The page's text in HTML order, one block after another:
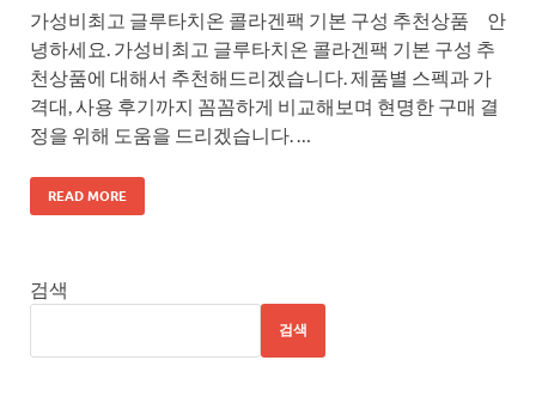
가성비최고 글루타치온 콜라겐팩 기본 구성 추천상품 안
녕하세요. 가성비최고 글루타치온 콜라겐팩 기본 구성 추
천상품에 대해서 추천해드리겠습니다. 제품별 스펙과 가
격대, 사용 후기까지 꼼꼼하게 비교해보며 현명한 구매 결
정을 위해 도움을 드리겠습니다. …
READ MORE
검색
검색